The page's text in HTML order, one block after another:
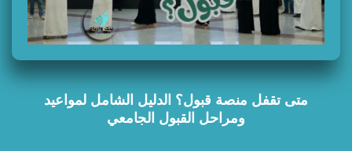
متى تقفل منصة قبول؟ الدليل الشامل لمواعيد
ومراحل القبول الجامعي